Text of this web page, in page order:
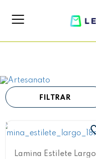
FILTRAR
Lamina Estilete Largo